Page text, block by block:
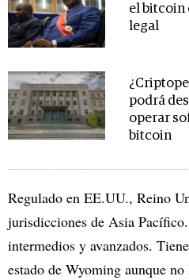
el bitcoin
legal
podrá
operar
bitcoin
Regulado en EE.UU., Reino
jurisdicciones de Asia
intermedios y avanzados.
estado de Wyoming aunque